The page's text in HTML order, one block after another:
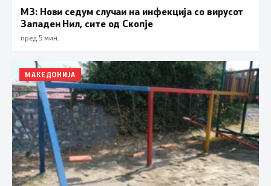
МЗ: Нови седум случаи на инфекција со вирусот
Западен Нил, сите од Скопје
пред 5 мин.
МАКЕДОНИЈА